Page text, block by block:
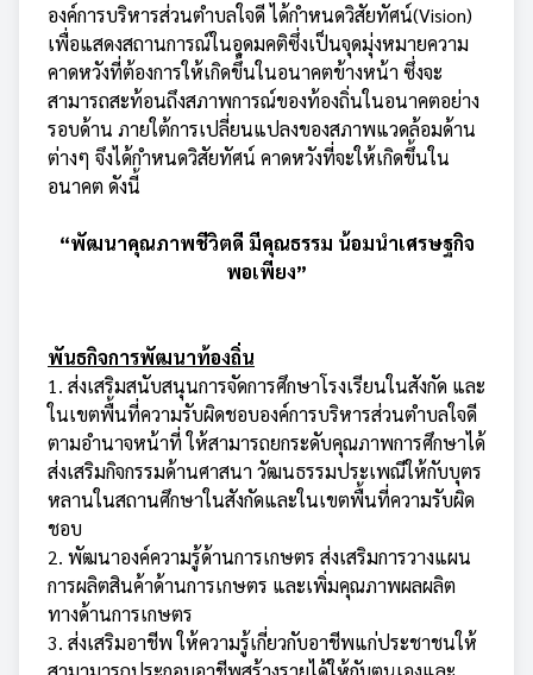
องค์การบริหารส่วนตำบลใจดี ได้กำหนดวิสัยทัศน์(Vision)
เพื่อแสดงสถานการณ์ในอุดมคติซึ่งเป็นจุดมุ่งหมายความ
คาดหวังที่ต้องการให้เกิดขึ้นในอนาคตข้างหน้า ซึ่งจะ
สามารถสะท้อนถึงสภาพการณ์ของท้องถิ่นในอนาคตอย่าง
รอบด้าน ภายใต้การเปลี่ยนแปลงของสภาพแวดล้อมด้าน
ต่างๆ จึงได้กำหนดวิสัยทัศน์ คาดหวังที่จะให้เกิดขึ้นใน
อนาคต ดังนี้
“พัฒนาคุณภาพชีวิตดี มีคุณธรรม น้อมนำเศรษฐกิจ
พอเพียง”
พันธกิจการพัฒนาท้องถิ่น
1. ส่งเสริมสนับสนุนการจัดการศึกษาโรงเรียนในสังกัด และ
ในเขตพื้นที่ความรับผิดชอบองค์การบริหารส่วนตำบลใจดี
ตามอำนาจหน้าที่ ให้สามารถยกระดับคุณภาพการศึกษาได้
ส่งเสริมกิจกรรมด้านศาสนา วัฒนธรรมประเพณีให้กับบุตร
หลานในสถานศึกษาในสังกัดและในเขตพื้นที่ความรับผิด
ชอบ
2. พัฒนาองค์ความรู้ด้านการเกษตร ส่งเสริมการวางแผน
การผลิตสินค้าด้านการเกษตร และเพิ่มคุณภาพผลผลิต
ทางด้านการเกษตร
3. ส่งเสริมอาชีพ ให้ความรู้เกี่ยวกับอาชีพแก่ประชาชนให้